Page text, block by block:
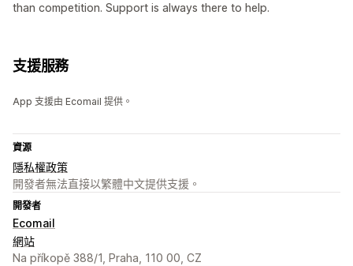
than competition. Support is always there to help.
支援服務
App 支援由 Ecomail 提供。
資源
隱私權政策
開發者無法直接以繁體中文提供支援。
開發者
Ecomail
網站
Na příkopě 388/1, Praha, 110 00, CZ